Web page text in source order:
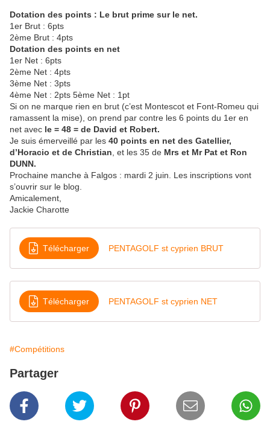
Dotation des points : Le brut prime sur le net.
1er Brut : 6pts
2ème Brut : 4pts
Dotation des points en net
1er Net : 6pts
2ème Net : 4pts
3ème Net : 3pts
4ème Net : 2pts 5ème Net : 1pt
Si on ne marque rien en brut (c’est Montescot et Font-Romeu qui
ramassent la mise), on prend par contre les 6 points du 1er en
net avec le = 48 = de David et Robert.
Je suis émerveillé par les 40 points en net des Gatellier,
d’Horacio et de Christian , et les 35 de Mrs et Mr Pat et Ron
DUNN.
Prochaine manche à Falgos : mardi 2 juin. Les inscriptions vont
s’ouvrir sur le blog.
Amicalement,
Jackie Charotte
Télécharger PENTAGOLF st cyprien BRUT
Télécharger PENTAGOLF st cyprien NET
#Compétitions
Partager